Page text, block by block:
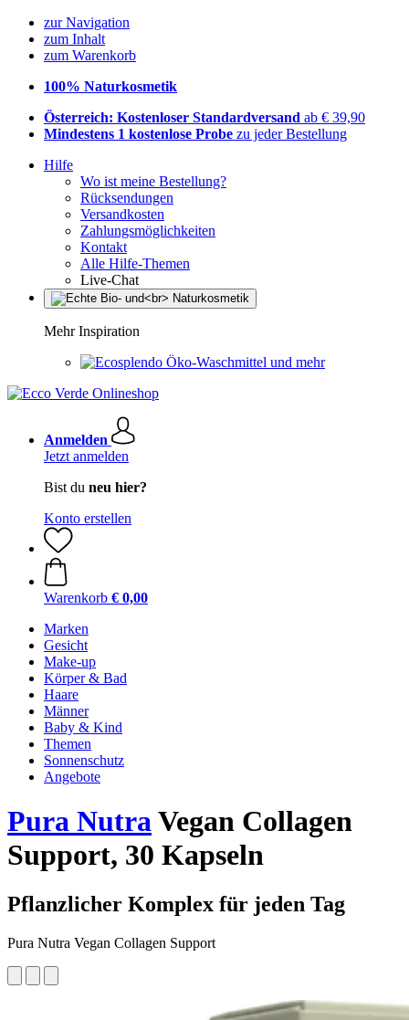
zur Navigation
zum Inhalt
zum Warenkorb
100% Naturkosmetik
Österreich: Kostenloser Standardversand ab € 39,90
Mindestens 1 kostenlose Probe zu jeder Bestellung
Hilfe
Wo ist meine Bestellung?
Rücksendungen
Versandkosten
Zahlungsmöglichkeiten
Kontakt
Alle Hilfe-Themen
Live-Chat
Mehr Inspiration
Öko-Waschmittel und mehr
Anmelden
Jetzt anmelden
Bist du neu hier?
Konto erstellen
Warenkorb € 0,00
Marken
Gesicht
Make-up
Körper & Bad
Haare
Männer
Baby & Kind
Themen
Sonnenschutz
Angebote
Pura NutraVegan Collagen
Support, 30 Kapseln
Pflanzlicher Komplex für jeden Tag
Pura Nutra Vegan Collagen Support